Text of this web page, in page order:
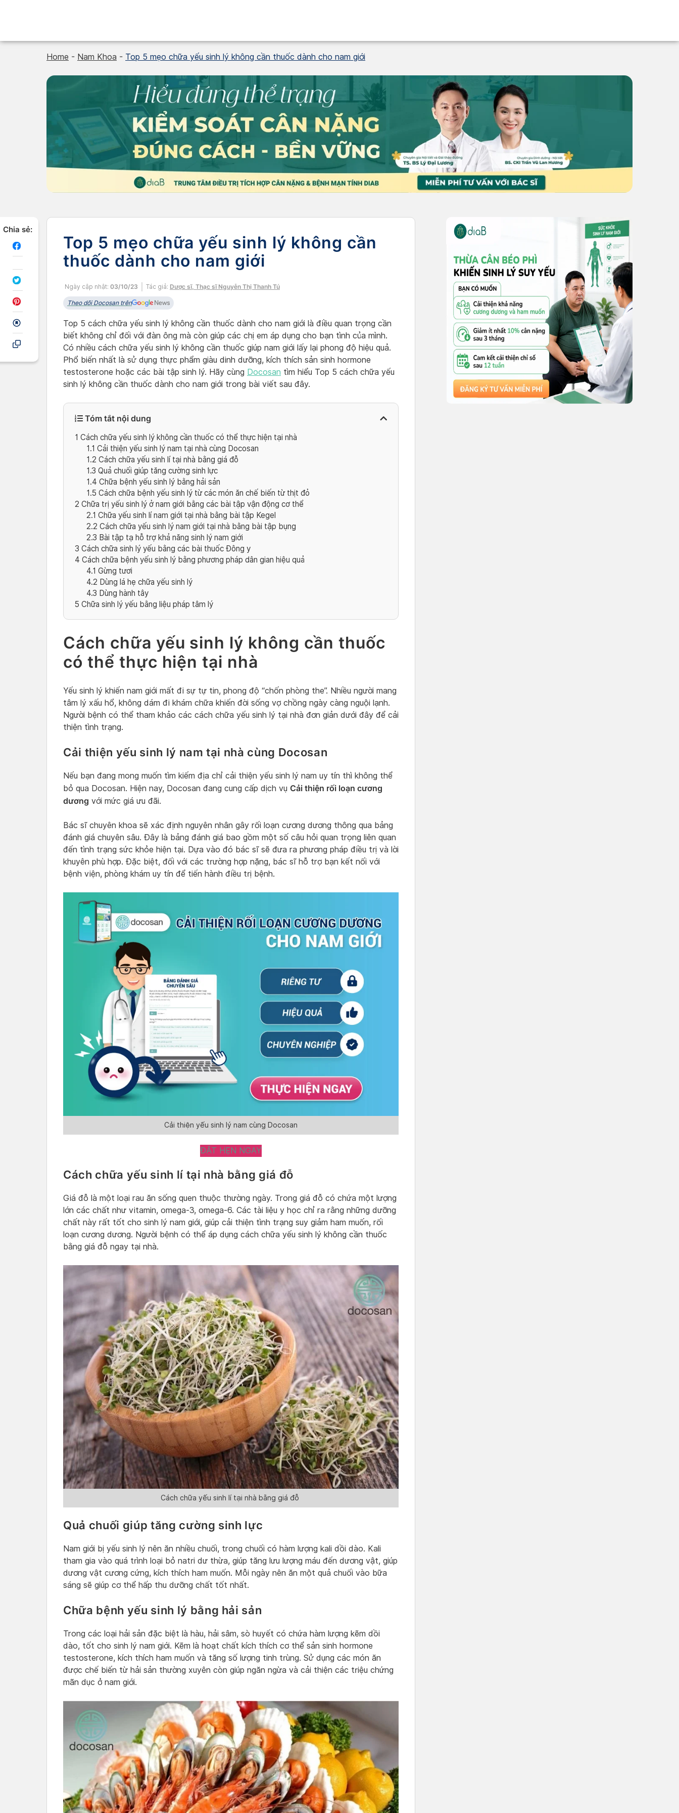
Home - Nam Khoa - Top 5 mẹo chữa yếu sinh lý không cần thuốc dành cho nam giới
Chia sẻ:
Top 5 mẹo chữa yếu sinh lý không cần
thuốc dành cho nam giới
Ngày cập nhật: 03/10/23 Tác giả: Dược sĩ, Thạc sĩ Nguyễn Thị Thanh Tú
Theo dõi Docosan trên
Top 5 cách chữa yếu sinh lý không cần thuốc dành cho nam giới là điều quan trọng cần
biết không chỉ đối với đàn ông mà còn giúp các chị em áp dụng cho bạn tình của mình.
Có nhiều cách chữa yếu sinh lý không cần thuốc giúp nam giới lấy lại phong độ hiệu quả.
Phổ biến nhất là sử dụng thực phẩm giàu dinh dưỡng, kích thích sản sinh hormone
testosterone hoặc các bài tập sinh lý. Hãy cùng Docosan tìm hiểu Top 5 cách chữa yếu
sinh lý không cần thuốc dành cho nam giới trong bài viết sau đây.
Tóm tắt nội dung
1 Cách chữa yếu sinh lý không cần thuốc có thể thực hiện tại nhà
1.1 Cải thiện yếu sinh lý nam tại nhà cùng Docosan
1.2 Cách chữa yếu sinh lí tại nhà bằng giá đỗ
1.3 Quả chuối giúp tăng cường sinh lực
1.4 Chữa bệnh yếu sinh lý bằng hải sản
1.5 Cách chữa bệnh yếu sinh lý từ các món ăn chế biến từ thịt đỏ
2 Chữa trị yếu sinh lý ở nam giới bằng các bài tập vận động cơ thể
2.1 Chữa yếu sinh lí nam giới tại nhà bằng bài tập Kegel
2.2 Cách chữa yếu sinh lý nam giới tại nhà bằng bài tập bụng
2.3 Bài tập tạ hỗ trợ khả năng sinh lý nam giới
3 Cách chữa sinh lý yếu bằng các bài thuốc Đông y
4 Cách chữa bệnh yếu sinh lý bằng phương pháp dân gian hiệu quả
4.1 Gừng tươi
4.2 Dùng lá hẹ chữa yếu sinh lý
4.3 Dùng hành tây
5 Chữa sinh lý yếu bằng liệu pháp tâm lý
Cách chữa yếu sinh lý không cần thuốc
có thể thực hiện tại nhà
Yếu sinh lý khiến nam giới mất đi sự tự tin, phong độ “chốn phòng the”. Nhiều người mang
tâm lý xấu hổ, không dám đi khám chữa khiến đời sống vợ chồng ngày càng nguội lạnh.
Người bệnh có thể tham khảo các cách chữa yếu sinh lý tại nhà đơn giản dưới đây để cải
thiện tình trạng.
Cải thiện yếu sinh lý nam tại nhà cùng Docosan
Nếu bạn đang mong muốn tìm kiếm địa chỉ cải thiện yếu sinh lý nam uy tín thì không thể
bỏ qua Docosan. Hiện nay, Docosan đang cung cấp dịch vụ Cải thiện rối loạn cương
dương với mức giá ưu đãi.
Bác sĩ chuyên khoa sẽ xác định nguyên nhân gây rối loạn cương dương thông qua bảng
đánh giá chuyên sâu. Đây là bảng đánh giá bao gồm một số câu hỏi quan trọng liên quan
đến tình trạng sức khỏe hiện tại. Dựa vào đó bác sĩ sẽ đưa ra phương pháp điều trị và lời
khuyên phù hợp. Đặc biệt, đối với các trường hợp nặng, bác sĩ hỗ trợ bạn kết nối với
bệnh viện, phòng khám uy tín để tiến hành điều trị bệnh.
Cải thiện yếu sinh lý nam cùng Docosan
ĐẶT HẸN NGAY
Cách chữa yếu sinh lí tại nhà bằng giá đỗ
Giá đỗ là một loại rau ăn sống quen thuộc thường ngày. Trong giá đỗ có chứa một lượng
lớn các chất như vitamin, omega-3, omega-6. Các tài liệu y học chỉ ra rằng những dưỡng
chất này rất tốt cho sinh lý nam giới, giúp cải thiện tình trạng suy giảm ham muốn, rối
loạn cương dương. Người bệnh có thể áp dụng cách chữa yếu sinh lý không cần thuốc
bằng giá đỗ ngay tại nhà.
Cách chữa yếu sinh lí tại nhà bằng giá đỗ
Quả chuối giúp tăng cường sinh lực
Nam giới bị yếu sinh lý nên ăn nhiều chuối, trong chuối có hàm lượng kali dồi dào. Kali
tham gia vào quá trình loại bỏ natri dư thừa, giúp tăng lưu lượng máu đến dương vật, giúp
dương vật cương cứng, kích thích ham muốn. Mỗi ngày nên ăn một quả chuối vào bữa
sáng sẽ giúp cơ thể hấp thu dưỡng chất tốt nhất.
Chữa bệnh yếu sinh lý bằng hải sản
Trong các loại hải sản đặc biệt là hàu, hải sâm, sò huyết có chứa hàm lượng kẽm dồi
dào, tốt cho sinh lý nam giới. Kẽm là hoạt chất kích thích cơ thể sản sinh hormone
testosterone, kích thích ham muốn và tăng số lượng tinh trùng. Sử dụng các món ăn
được chế biến từ hải sản thường xuyên còn giúp ngăn ngừa và cải thiện các triệu chứng
mãn dục ở nam giới.